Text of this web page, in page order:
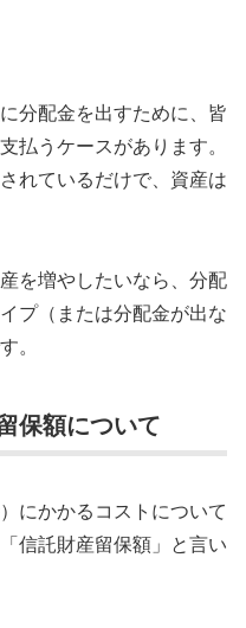
分配金を出すために、皆
払うケースがあります。
れているだけで、資産は
を増やしたいなら、分配
プ（または分配金が出な
。
保額について
にかかるコストについて
信託財産留保額」と言い